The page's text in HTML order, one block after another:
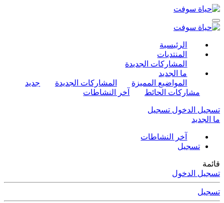
الرئيسية
المنتديات
المشاركات الجديدة
ما الجديد
المواضيع المميزة
المشاركات الجديدة
جديد
مشاركات الحائط
آخر النشاطات
تسجيل الدخول تسجيل
ما الجديد
آخر النشاطات
تسجيل
قائمة
تسجيل الدخول
تسجيل